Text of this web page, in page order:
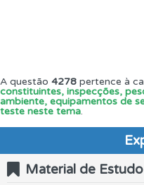
A questão 4278 pertence à
constituintes, inspecções,
ambiente, equipamentos de
teste neste tema.
Material de Estudo